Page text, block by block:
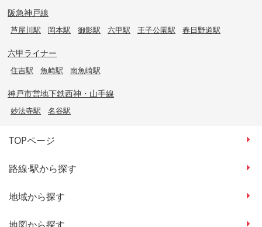
阪急神戸線
芦屋川駅 岡本駅 御影駅 六甲駅 王子公園駅 春日野道駅
六甲ライナー
住吉駅 魚崎駅 南魚崎駅
神戸市営地下鉄西神・山手線
妙法寺駅 名谷駅
TOPページ
路線·駅から探す
地域から探す
地図から探す